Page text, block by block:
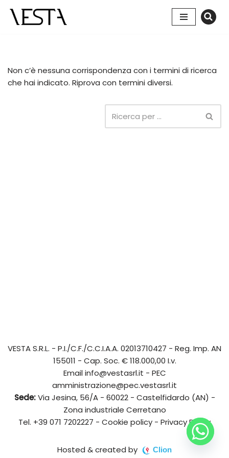
Vai
Non c’è nessuna corrispondenza con i termini di ricerca
che hai indicato. Riprova con termini diversi.
VESTA S.R.L. - P.I./C.F./C.C.I.A.A. 02013710427 - Reg. Imp. AN
155011 - Cap. Soc. € 118.000,00 I.v.
Emailinfo@vestasrl.it - PEC
amministrazione@pec.vestasrl.it
Sede:Via Jesina, 56/A - 60022 - Castelfidardo (AN) -
Zona industriale Cerretano
Tel. +39 071 7202227 - Cookie policy - Privacy Policy
Hosted & created by Clion